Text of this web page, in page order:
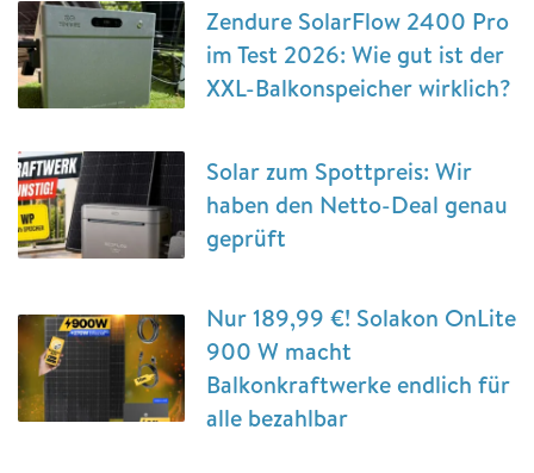
Zendure SolarFlow 2400 Pro
im Test 2026: Wie gut ist der
XXL-Balkonspeicher wirklich?
Solar zum Spottpreis: Wir
haben den Netto-Deal genau
geprüft
Nur 189,99 €! Solakon OnLite
900 W macht
Balkonkraftwerke endlich für
alle bezahlbar